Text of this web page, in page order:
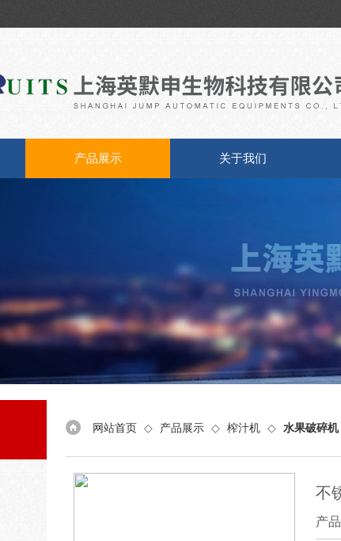
产品展示 关于我们
网站首页 ◇ 产品展示 ◇ 榨汁机 ◇ 水果破碎机
不
产